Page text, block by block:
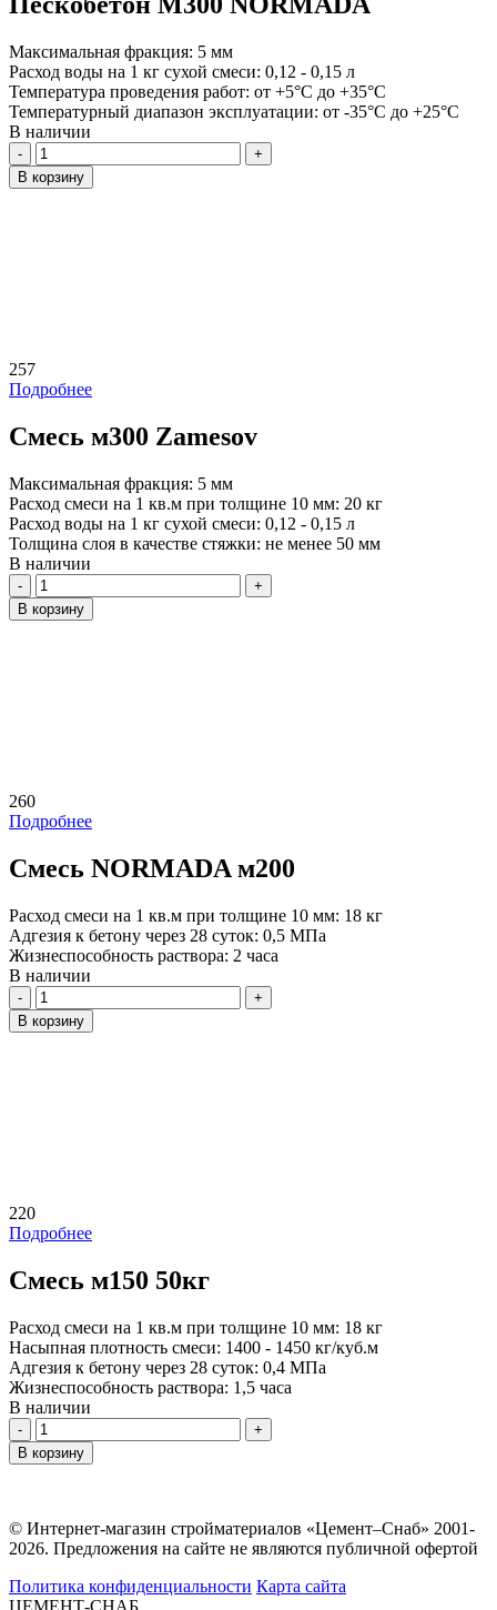
Максимальная фракция: 5 мм
Расход воды на 1 кг сухой смеси: 0,12 - 0,15 л
Температура проведения работ: от +5°C до +35°C
Температурный диапазон эксплуатации: от -35°C до +25°C
В наличии
Количество
В корзину
257
Подробнее
Смесь м300 Zamesov
Максимальная фракция: 5 мм
Расход смеси на 1 кв.м при толщине 10 мм: 20 кг
Расход воды на 1 кг сухой смеси: 0,12 - 0,15 л
Толщина слоя в качестве стяжки: не менее 50 мм
В наличии
Количество
В корзину
260
Подробнее
Смесь NORMADA м200
Расход смеси на 1 кв.м при толщине 10 мм: 18 кг
Адгезия к бетону через 28 суток: 0,5 МПа
Жизнеспособность раствора: 2 часа
В наличии
Количество
В корзину
220
Подробнее
Смесь м150 50кг
Расход смеси на 1 кв.м при толщине 10 мм: 18 кг
Насыпная плотность смеси: 1400 - 1450 кг/куб.м
Адгезия к бетону через 28 суток: 0,4 МПа
Жизнеспособность раствора: 1,5 часа
В наличии
Количество
В корзину
© Интернет-магазин стройматериалов «Цемент–Снаб» 2001-
2026. Предложения на сайте не являются публичной офертой
Политика конфиденциальности Карта сайта
ЦЕМЕНТ-СНАБ